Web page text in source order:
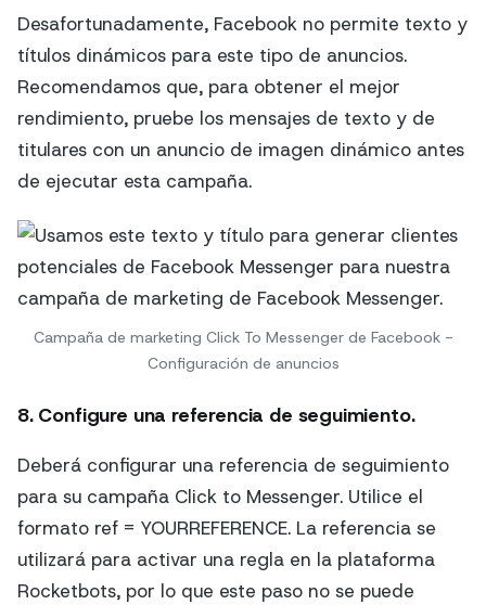
Desafortunadamente, Facebook no permite texto y
títulos dinámicos para este tipo de anuncios.
Recomendamos que, para obtener el mejor
rendimiento, pruebe los mensajes de texto y de
titulares con un anuncio de imagen dinámico antes
de ejecutar esta campaña.
Campaña de marketing Click To Messenger de Facebook -
Configuración de anuncios
8. Configure una referencia de seguimiento.
Deberá configurar una referencia de seguimiento
para su campaña Click to Messenger. Utilice el
formato ref = YOURREFERENCE. La referencia se
utilizará para activar una regla en la plataforma
Rocketbots, por lo que este paso no se puede